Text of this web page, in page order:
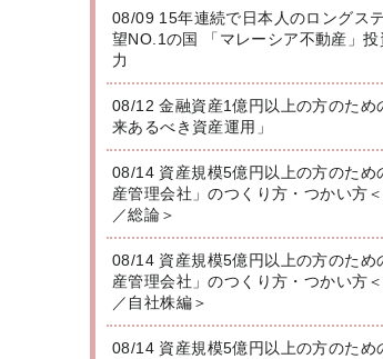
08/09 15年連続で日本人のロングス
望NO.1の国 「マレーシア不動産」投
力
08/12 金融資産1億円以上の方のため
来あるべき資産運用」
08/14 資産規模5億円以上の方のため
産管理会社」のつくり方・つかい方
／総論＞
08/14 資産規模5億円以上の方のため
産管理会社」のつくり方・つかい方
／自社株編＞
08/14 資産規模5億円以上の方のため